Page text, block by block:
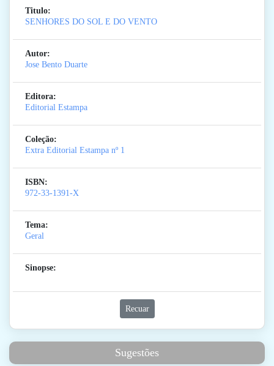
Titulo:
SENHORES DO SOL E DO VENTO
Autor:
Jose Bento Duarte
Editora:
Editorial Estampa
Coleção:
Extra Editorial Estampa nº 1
ISBN:
972-33-1391-X
Tema:
Geral
Sinopse:
Recuar
Sugestões